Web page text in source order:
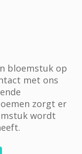
bloemstuk op
met ons
zorgt er
wordt